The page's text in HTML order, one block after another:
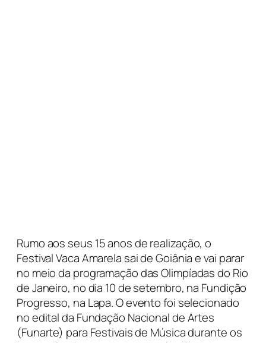
Rumo aos seus 15 anos de realização, o
Festival Vaca Amarela sai de Goiânia e vai parar
no meio da programação das Olimpíadas do Rio
de Janeiro, no dia 10 de setembro, na Fundição
Progresso, na Lapa. O evento foi selecionado
no edital da Fundação Nacional de Artes
(Funarte) para Festivais de Música durante os